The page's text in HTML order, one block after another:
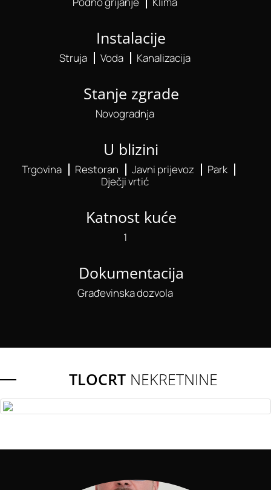
Instalacije
Struja Voda Kanalizacija
Stanje zgrade
Novogradnja
U blizini
Trgovina Restoran Javni prijevoz
Park
Dječji vrtić
Katnost kuće
1
Dokumentacija
Građevinska dozvola
TLOCRT NEKRETNINE